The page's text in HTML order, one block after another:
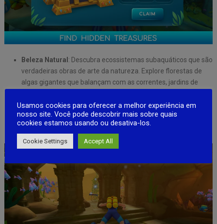
Beleza Natural: Descubra ecossistemas subaquáticos que são
verdadeiras obras de arte da natureza. Explore florestas de
algas gigantes que balançam com as correntes, jardins de
submersas que parecem de outro mundo. A beleza natural
das profundezas é uma visão que ficará com você para
sempre.
Usamos cookies para oferecer a melhor experiência em
nosso site. Você pode descobrir mais sobre quais
cookies estamos usando ou desativa-los.
Cookie Settings Accept All